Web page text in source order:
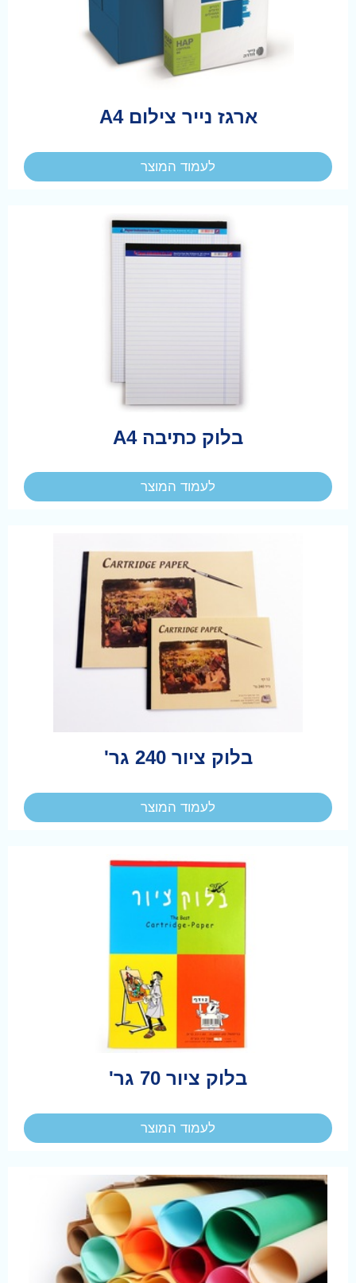
ארגז נייר צילום A4
לעמוד המוצר
בלוק כתיבה A4
לעמוד המוצר
בלוק ציור 240 גר'
לעמוד המוצר
בלוק ציור 70 גר'
לעמוד המוצר